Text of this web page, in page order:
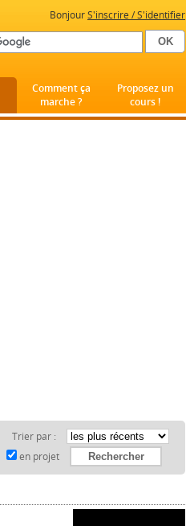
BonjourS'inscrire / S'identifier
Comment ça
marche ?
Proposez un
cours !
Trier par :
en projet